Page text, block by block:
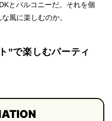
とバルコニーだ。それを個
風に楽しむのか。
”で楽しむパーティ